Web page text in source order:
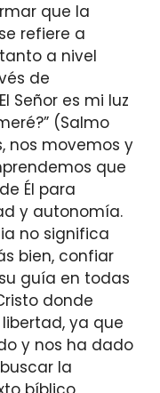
que la
refiere a
a nivel
de
Señor es mi luz
(Salmo
nos movemos y
que
Él para
y autonomía.
no significa
bien, confiar
guía en todas
donde
ya que
y nos ha dado
la